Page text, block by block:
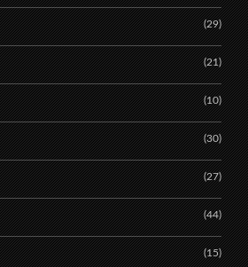
(29)
(21)
(10)
(30)
(27)
(44)
(15)